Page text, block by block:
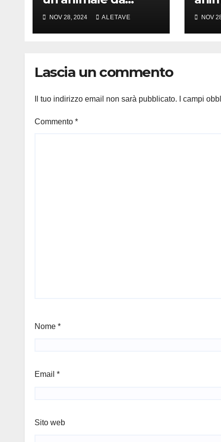
amare
NOV 28, 2024 ALETAVE NOV
Lascia un commento
Il tuo indirizzo email non sarà pubblicato. I campi
Commento *
Nome *
Email *
Sito web